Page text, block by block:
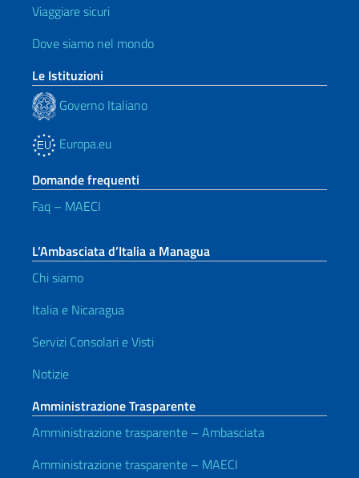
Viaggiare sicuri
Dove siamo nel mondo
Le Istituzioni
Governo Italiano
Europa.eu
Domande frequenti
Faq – MAECI
L’Ambasciata d’Italia a Managua
Chi siamo
Italia e Nicaragua
Servizi Consolari e Visti
Notizie
Amministrazione Trasparente
Amministrazione trasparente – Ambasciata
Amministrazione trasparente – MAECI